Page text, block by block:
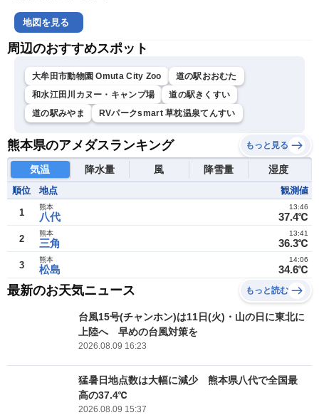
地図を見る
周辺のおすすめスポット
大牟田市動物園 Omuta City Zoo
道の駅おおむた
和水江田川カヌー・キャンプ場
道の駅きくすい
道の駅みやま
RVパークsmart 草枕温泉てんすい
熊本県のアメダスランキング もっと見る
気温 降水量 風 降雪量 湿度
順位 地点 観測値
1 八代
熊本
37.4℃
13:46
2 三角
熊本
36.3℃
13:41
3 松島
熊本
34.6℃
14:06
最新のお天気ニュース もっと読む
台風15号(チャンホン)は11日(火)・山の日に東北に
上陸へ 早めの台風対策を
2026.08.09 16:23
猛暑日地点数は大幅に減少 熊本県八代で全国最
高の37.4℃
2026.08.09 15:37